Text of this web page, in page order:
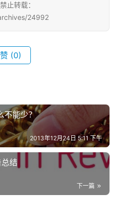
止转载：
24992
赞 (0)
不能少？
2013年12月24日 5:11 下午
结
下一篇